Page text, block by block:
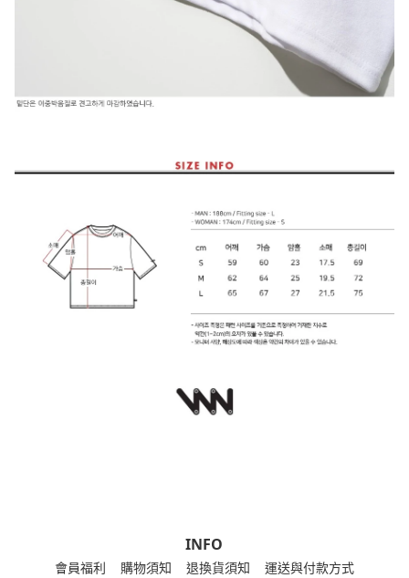
INFO
會員福利 購物須知 退換貨須知
運送與付款方式